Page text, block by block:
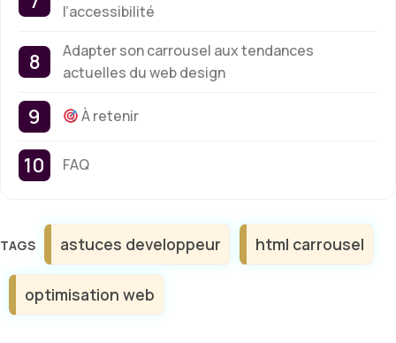
l’accessibilité
Adapter son carrousel aux tendances
actuelles du web design
À retenir
FAQ
Étiquettes
astuces developpeur html carrousel
optimisation web